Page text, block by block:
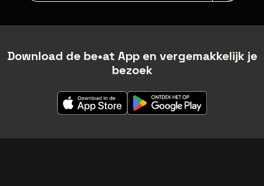
Download de be•at App en vergemakkelijk je
bezoek